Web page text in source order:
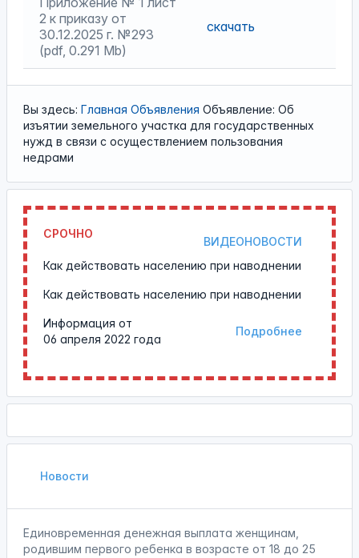
2 к приказу от
30.12.2025 г. №293
(pdf, 0.291 Mb)
скачать
Вы здесь: Главная Объявления Объявление: Об
изъятии земельного участка для государственных
нужд в связи с осуществлением пользования
недрами
СРОЧНО
ВИДЕОНОВОСТИ
Как действовать населению при наводнении
Как действовать населению при наводнении
Подробнее
Информация от
06 апреля 2022 года
Новости
Единовременная денежная выплата женщинам,
родившим первого ребенка в возрасте от 18 до 25